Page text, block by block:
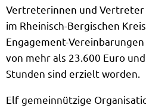
Vertreterinnen und
im Rheinisch-Bergischen
Engagement-
von mehr als 23.600 Euro
Stunden sind erzielt worden.
Elf gemeinnützige